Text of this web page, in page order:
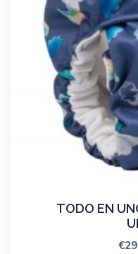
TODO EN
€